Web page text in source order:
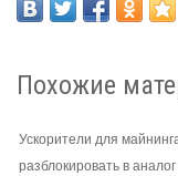
Похожие
Ускорители для
разблокировать в